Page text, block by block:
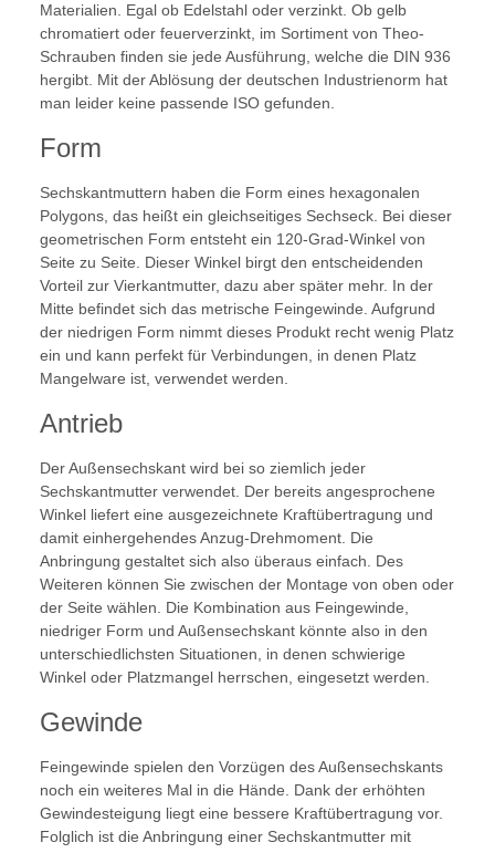
Materialien. Egal ob Edelstahl oder verzinkt. Ob gelb
chromatiert oder feuerverzinkt, im Sortiment von Theo-
Schrauben finden sie jede Ausführung, welche die DIN 936
hergibt. Mit der Ablösung der deutschen Industrienorm hat
man leider keine passende ISO gefunden.
Form
Sechskantmuttern haben die Form eines hexagonalen
Polygons, das heißt ein gleichseitiges Sechseck. Bei dieser
geometrischen Form entsteht ein 120-Grad-Winkel von
Seite zu Seite. Dieser Winkel birgt den entscheidenden
Vorteil zur Vierkantmutter, dazu aber später mehr. In der
Mitte befindet sich das metrische Feingewinde. Aufgrund
der niedrigen Form nimmt dieses Produkt recht wenig Platz
ein und kann perfekt für Verbindungen, in denen Platz
Mangelware ist, verwendet werden.
Antrieb
Der Außensechskant wird bei so ziemlich jeder
Sechskantmutter verwendet. Der bereits angesprochene
Winkel liefert eine ausgezeichnete Kraftübertragung und
damit einhergehendes Anzug-Drehmoment. Die
Anbringung gestaltet sich also überaus einfach. Des
Weiteren können Sie zwischen der Montage von oben oder
der Seite wählen. Die Kombination aus Feingewinde,
niedriger Form und Außensechskant könnte also in den
unterschiedlichsten Situationen, in denen schwierige
Winkel oder Platzmangel herrschen, eingesetzt werden.
Gewinde
Feingewinde spielen den Vorzügen des Außensechskants
noch ein weiteres Mal in die Hände. Dank der erhöhten
Gewindesteigung liegt eine bessere Kraftübertragung vor.
Folglich ist die Anbringung einer Sechskantmutter mit